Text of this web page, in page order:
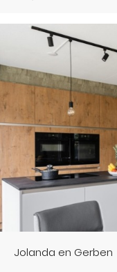
Jolanda en Gerben